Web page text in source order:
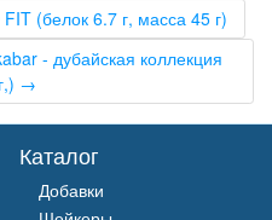
(белок 6.7 г, масса 45 г)
- дубайская коллекция
→
Каталог
Добавки